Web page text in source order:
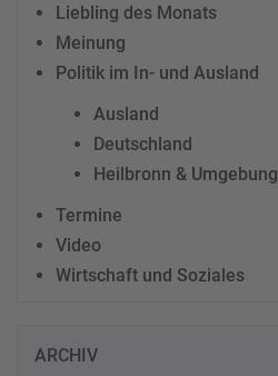
Liebling des Monats
Meinung
Politik im In- und Ausland
Ausland
Deutschland
Heilbronn & Umgebung
Termine
Video
Wirtschaft und Soziales
ARCHIV